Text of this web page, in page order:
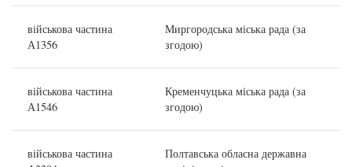
військова частина
А1356
Миргородська міська рада (за
згодою)
військова частина
А1546
Кременчуцька міська рада (за
згодою)
військова частина
Полтавська обласна державна